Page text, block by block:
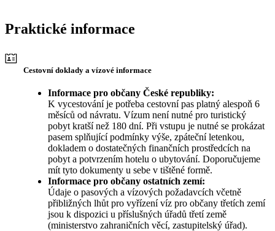
Praktické informace
Cestovní doklady a vízové informace
Informace pro občany České republiky:
K vycestování je potřeba cestovní pas platný alespoň 6
měsíců od návratu. Vízum není nutné pro turistický
pobyt kratší než 180 dní. Při vstupu je nutné se prokázat
pasem splňující podmínky výše, zpáteční letenkou,
dokladem o dostatečných finančních prostředcích na
pobyt a potvrzením hotelu o ubytování. Doporučujeme
mít tyto dokumenty u sebe v tištěné formě.
Informace pro občany ostatních zemí:
Údaje o pasových a vízových požadavcích včetně
přibližných lhůt pro vyřízení víz pro občany třetích zemí
jsou k dispozici u příslušných úřadů třetí země
(ministerstvo zahraničních věcí, zastupitelský úřad).